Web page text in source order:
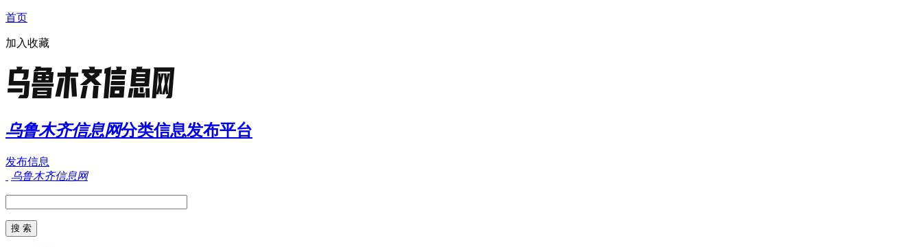
首页
加入收藏
乌鲁木齐信息网分类信息发布平台
发布信息
乌鲁木齐信息网